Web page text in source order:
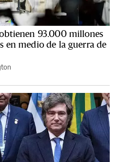
93.000 millones
en medio de la guerra de